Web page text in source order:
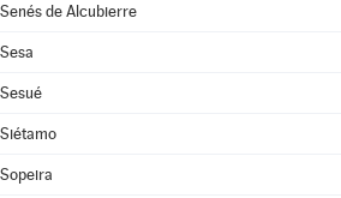
Senés de Alcubierre
Sesa
Sesué
Siétamo
Sopeira